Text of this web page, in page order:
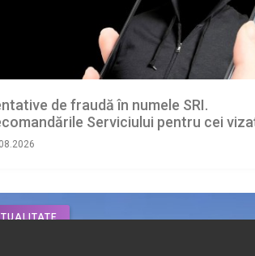
de fraudă în numele SRI.
Serviciului pentru cei